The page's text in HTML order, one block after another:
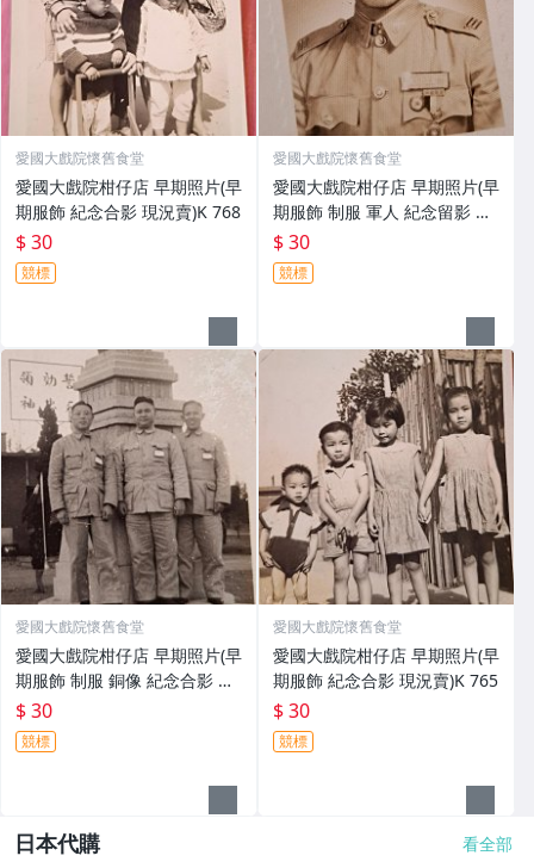
愛國大戲院懷舊食堂
愛國大戲院柑仔店 早期照片(早
期服飾 紀念合影 現況賣)K 768
$ 30
競標
愛國大戲院懷舊食堂
愛國大戲院柑仔店 早期照片(早
期服飾 制服 軍人 紀念留影 現
況賣)K 767
$ 30
競標
愛國大戲院懷舊食堂
愛國大戲院柑仔店 早期照片(早
期服飾 制服 銅像 紀念合影 現
況賣)K 766
$ 30
競標
愛國大戲院懷舊食堂
愛國大戲院柑仔店 早期照片(早
期服飾 紀念合影 現況賣)K 765
$ 30
競標
日本代購 看全部